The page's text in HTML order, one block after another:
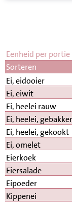
Eenheid per portie
Sorteren
Ei, eidooier
Ei, eiwit
Ei, heelei rauw
Ei, heelei,
Ei, heelei, gekookt
Ei, omelet
Eierkoek
Eiersalade
Eipoeder
Kippenei